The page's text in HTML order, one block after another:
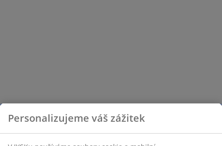
Personalizujeme váš zážitek